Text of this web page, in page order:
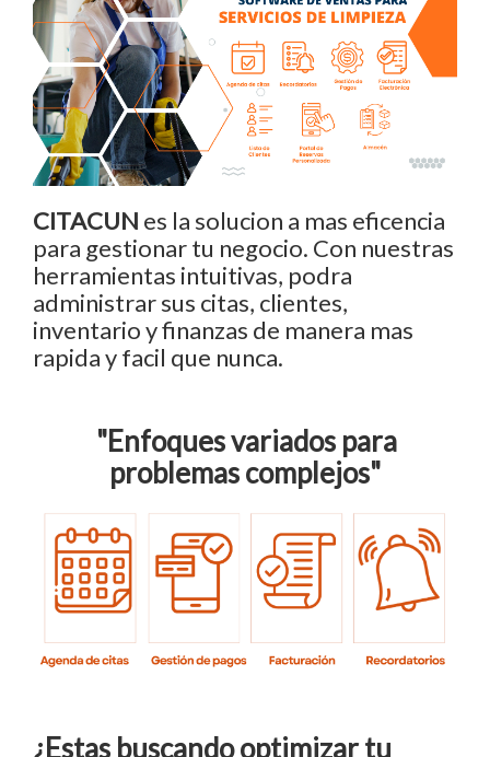
CITACUN es la solucion a mas eficencia
para gestionar tu negocio. Con nuestras
herramientas intuitivas, podra
administrar sus citas, clientes,
inventario y finanzas de manera mas
rapida y facil que nunca.
"Enfoques variados para
problemas complejos"
¿Estas buscando optimizar tu